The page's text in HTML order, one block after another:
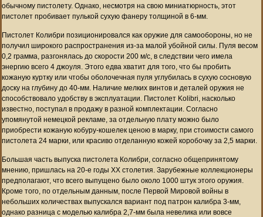
обычному пистолету. Однако, несмотря на свою миниатюрность, этот
пистолет пробивает пулькой сухую фанеру толщиной в 6-мм.
Пистолет Колибри позиционировался как оружие для самообороны, но не
получил широкого распространения из-за малой убойной силы. Пуля весом
0,2 грамма, разгонялась до скорости 200 м/с, в следствии чего имела
энергию всего 4 джоуля. Этого едва хватит для того, что бы пробить
кожаную куртку или чтобы оболочечная пуля углубилась в сухую сосновую
доску на глубину до 40-мм. Наличие мелких винтов и деталей оружия не
способствовало удобству в эксплуатации. Пистолет Kolibri, насколько
известно, поступал в продажу в разной комплектации. Согласно
упомянутой немецкой рекламе, за отдельную плату можно было
приобрести кожаную кобуру-кошелек ценою в марку, при стоимости самого
пистолета 24 марки, или красиво отделанную кожей коробочку за 2,5 марки.
Большая часть выпуска пистолета Колибри, согласно общепринятому
мнению, пришлась на 20-е годы ХХ столетия. Зарубежные коллекционеры
предполагают, что всего выпущено было около 1000 штук этого оружия.
Кроме того, по отдельным данным, после Первой Мировой войны в
небольших количествах выпускался вариант под патрон калибра 3-мм,
однако разница с моделью калибра 2,7-мм была невелика или вовсе